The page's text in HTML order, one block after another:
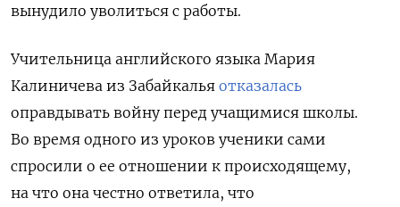
вынудило уволиться с работы.
Учительница английского языка Мария
Калиничева из Забайкалья отказалась
оправдывать войну перед учащимися школы.
Во время одного из уроков ученики сами
спросили о ее отношении к происходящему,
на что она честно ответила, что